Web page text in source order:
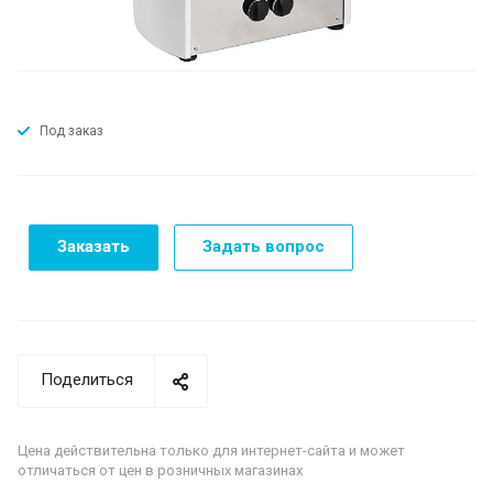
Под заказ
Заказать Задать вопрос
Поделиться
Цена действительна только для интернет-сайта и может
отличаться от цен в розничных магазинах